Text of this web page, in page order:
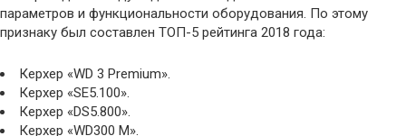
параметров и функциональности оборудования. По этому
признаку был составлен ТОП-5 рейтинга 2018 года:
Керхер «WD 3 Premium».
Керхер «SE5.100».
Керхер «DS5.800».
Керхер «WD300 M».